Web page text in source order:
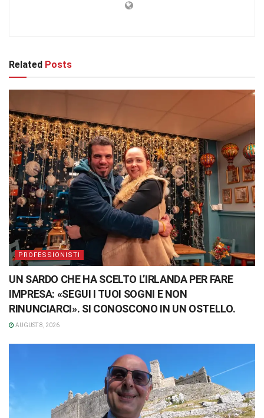
Related Posts
PROFESSIONISTI
UN SARDO CHE HA SCELTO L’IRLANDA PER FARE
IMPRESA: «SEGUI I TUOI SOGNI E NON
RINUNCIARCI». SI CONOSCONO IN UN OSTELLO.
AUGUST 8, 2026